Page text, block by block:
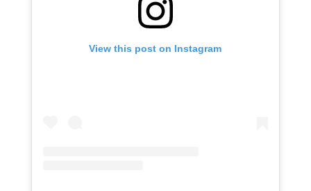
View this post on Instagram